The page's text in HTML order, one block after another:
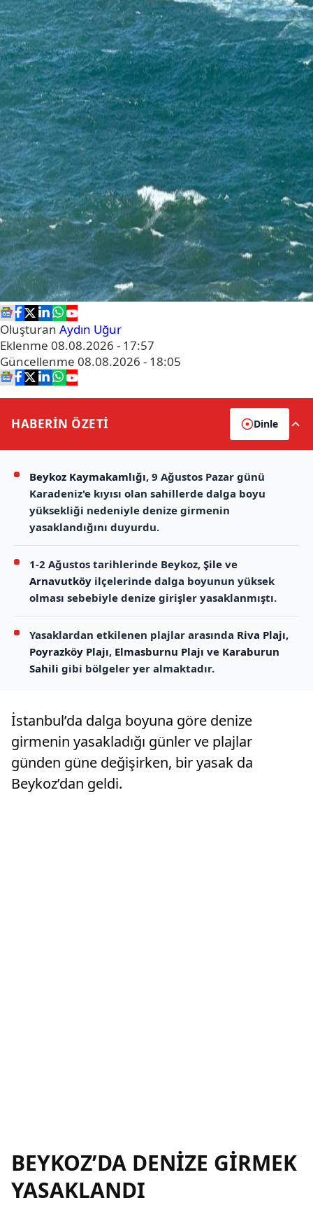
Oluşturan Aydın Uğur
Eklenme 08.08.2026 - 17:57
Güncellenme 08.08.2026 - 18:05
HABERİN ÖZETİ Dinle
Beykoz Kaymakamlığı, 9 Ağustos Pazar günü
Karadeniz'e kıyısı olan sahillerde dalga boyu
yüksekliği nedeniyle denize girmenin
yasaklandığını duyurdu.
1-2 Ağustos tarihlerinde Beykoz, Şile ve
Arnavutköy ilçelerinde dalga boyunun yüksek
olması sebebiyle denize girişler yasaklanmıştı.
Yasaklardan etkilenen plajlar arasında Riva Plajı,
Poyrazköy Plajı, Elmasburnu Plajı ve Karaburun
Sahili gibi bölgeler yer almaktadır.
İstanbul’da dalga boyuna göre denize
girmenin yasakladığı günler ve plajlar
günden güne değişirken, bir yasak da
Beykoz’dan geldi.
BEYKOZ’DA DENİZE GİRMEK
YASAKLANDI